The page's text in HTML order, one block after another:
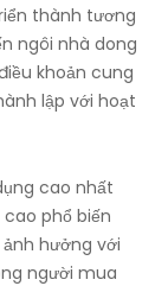
thành tương
ngôi nhà dong
khoản cung
lập với hoạt
cao nhất
phổ biến
hưởng với
người mua